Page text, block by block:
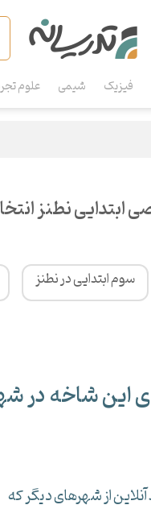
فیزیک شیمی علوم
نطنز
سوم ابتدایی در نطنز
این شاخه در
آنلاین از شهرهای دیگر که